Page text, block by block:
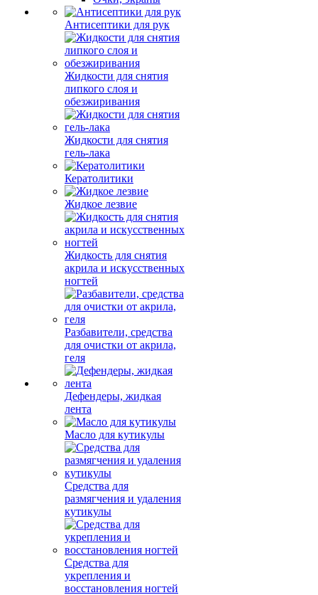
Антисептики для рук
Жидкости для снятия
липкого слоя и
обезжиривания
Жидкости для снятия
гель-лака
Кератолитики
Жидкое лезвие
Жидкость для снятия
акрила и искусственных
ногтей
Разбавители, средства
для очистки от акрила,
геля
Дефендеры, жидкая
лента
Масло для кутикулы
Средства для
размягчения и удаления
кутикулы
Средства для
укрепления и
восстановления ногтей